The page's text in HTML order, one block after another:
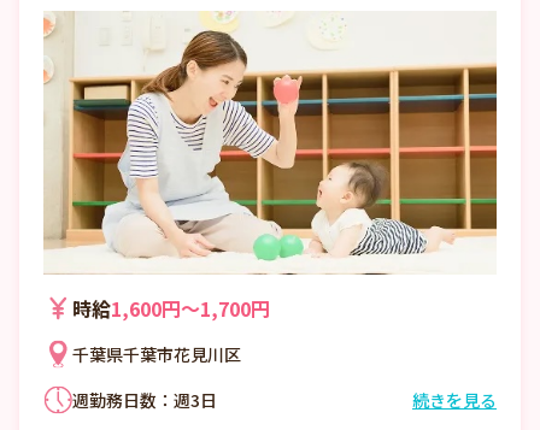
時給1,600円〜1,700円
千葉県千葉市花見川区
週勤務日数：週3日
続きを見る